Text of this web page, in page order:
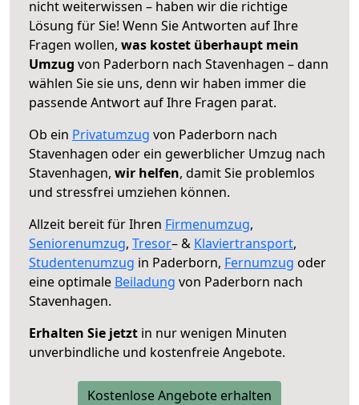
nicht weiterwissen – haben wir die richtige
Lösung für Sie! Wenn Sie Antworten auf Ihre
Fragen wollen, was kostet überhaupt mein
Umzug von Paderborn nach Stavenhagen – dann
wählen Sie sie uns, denn wir haben immer die
passende Antwort auf Ihre Fragen parat.
Ob ein Privatumzug von Paderborn nach
Stavenhagen oder ein gewerblicher Umzug nach
Stavenhagen, wir helfen, damit Sie problemlos
und stressfrei umziehen können.
Allzeit bereit für Ihren Firmenumzug,
Seniorenumzug, Tresor– & Klaviertransport,
Studentenumzug in Paderborn, Fernumzug oder
eine optimale Beiladung von Paderborn nach
Stavenhagen.
Erhalten Sie jetzt in nur wenigen Minuten
unverbindliche und kostenfreie Angebote.
Kostenlose Angebote erhalten